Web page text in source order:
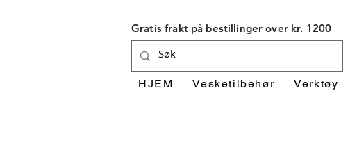
Gratis frakt på bestillinger over kr. 1200
HJEM Vesketilbehør Verktøy